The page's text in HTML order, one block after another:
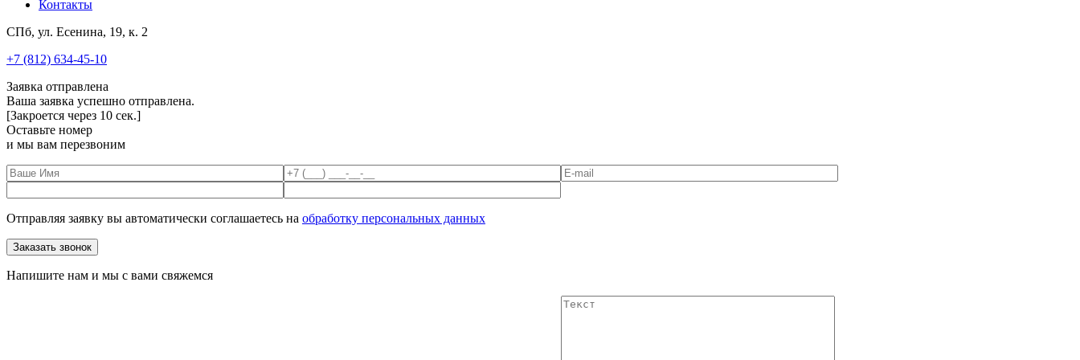
Контакты
СПб, ул. Есенина, 19, к. 2
+7 (812) 634-45-10
Заявка отправлена
Ваша заявка успешно отправлена.
[Закроется через 10 сек.]
Оставьте номер
и мы вам перезвоним
Отправляя заявку вы автоматически соглашаетесь на обработку персональных данных
Напишите нам и мы с вами свяжемся